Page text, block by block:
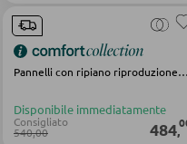
Armadi per
Librerie per
Scrivanie per
Luci per
Cassettiera per
Pannelli con ripiano riproduzione rovere con vetro fume Padua
Disponibile immediatamente
Consigliato
540,00 484,